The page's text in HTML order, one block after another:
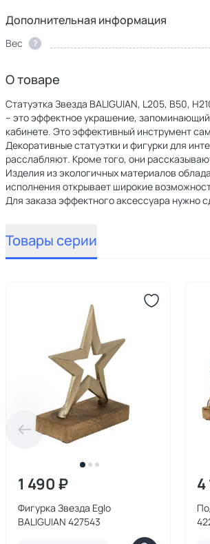
Дополнительная информация
Вес ?
О товаре
Статуэтка Звезда BALIGUIAN, L205, B50,
– это эффектное украшение,
кабинете. Это эффективный инструмент
Декоративные статуэтки и фигурки для
расслабляют. Кроме того, они
Изделия из экологичных материалов
исполнения открывает широкие
Для заказа эффектного аксессуара нужно
Товары серии
1 490 ₽
Фигурка Звезда Eglo
BALIGUIAN 427543
4